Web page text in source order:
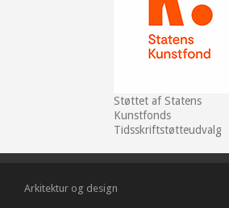
Støttet af Statens
Kunstfonds
Tidsskriftstøtteudvalg
Arkitektur og design